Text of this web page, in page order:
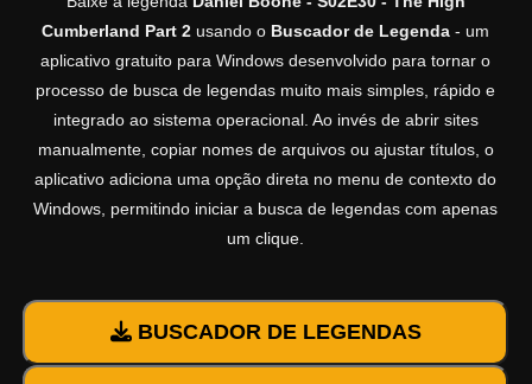
Cumberland Part 2 usando o Buscador de Legenda - um
aplicativo gratuito para Windows desenvolvido para tornar o
processo de busca de legendas muito mais simples, rápido e
integrado ao sistema operacional. Ao invés de abrir sites
manualmente, copiar nomes de arquivos ou ajustar títulos, o
aplicativo adiciona uma opção direta no menu de contexto do
Windows, permitindo iniciar a busca de legendas com apenas
um clique.
BUSCADOR DE LEGENDAS